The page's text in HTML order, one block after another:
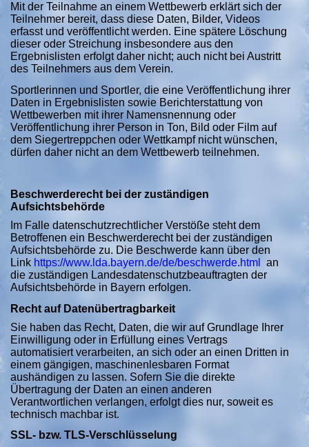
Mit der Teilnahme an einem Wettbewerb erklärt sich der
Teilnehmer bereit, dass diese Daten, Bilder, Videos
erfasst und veröffentlicht werden. Eine spätere Löschung
dieser oder Streichung insbesondere aus den
Ergebnislisten erfolgt daher nicht; auch nicht bei Austritt
des Teilnehmers aus dem Verein.
Sportlerinnen und Sportler, die eine Veröffentlichung ihrer
Daten in Ergebnislisten sowie Berichterstattung von
Wettbewerben mit ihrer Namensnennung oder
Veröffentlichung ihrer Person in Ton, Bild oder Film auf
dem Siegertreppchen oder Wettkampf nicht wünschen,
dürfen daher nicht an dem Wettbewerb teilnehmen.
Beschwerderecht bei der zuständigen
Aufsichtsbehörde
Im Falle datenschutzrechtlicher Verstöße steht dem
Betroffenen ein Beschwerderecht bei der zuständigen
Aufsichtsbehörde zu. Die Beschwerde kann über den
Link https://www.lda.bayern.de/de/beschwerde.html
an
die zuständigen Landesdatenschutzbeauftragten der
Aufsichtsbehörde in Bayern erfolgen.
Recht auf Datenübertragbarkeit
Sie haben das Recht, Daten, die wir auf Grundlage Ihrer
Einwilligung oder in Erfüllung eines Vertrags
automatisiert verarbeiten, an sich oder an einen Dritten in
einem gängigen, maschinenlesbaren Format
aushändigen zu lassen. Sofern Sie die direkte
Übertragung der Daten an einen anderen
Verantwortlichen verlangen, erfolgt dies nur, soweit es
technisch machbar ist.
SSL- bzw. TLS-Verschlüsselung